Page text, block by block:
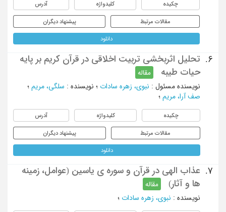
چکیده کلیدواژه آدرس
مقالات مرتبط پیشنهاد دیگران
دانلود
6.
تحلیل اثربخشی تربیت اخلاقی در قرآن کریم بر پایه
حیات طیبه
مقاله
نویسنده مسئول : نبوی، زهره سادات ؛ نویسنده : سلگی، مریم ؛
صف آرا، مریم ؛
چکیده کلیدواژه آدرس
مقالات مرتبط پیشنهاد دیگران
دانلود
7.
عذاب الهی در قرآن و سوره ی یاسین (عوامل، زمینه
ها و آثار)
مقاله
نویسنده : نبوی، زهره سادات ؛